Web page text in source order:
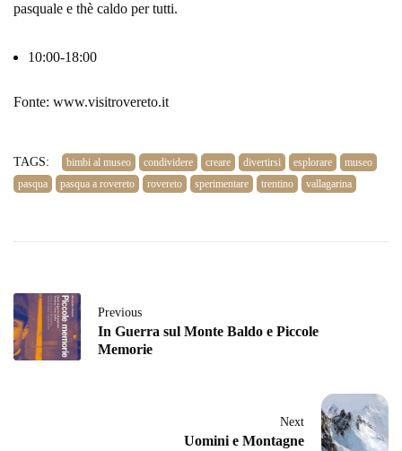
pasquale e thè caldo per tutti.
10:00-18:00
Fonte: www.visitrovereto.it
TAGS: bimbi al museo condividere creare divertirsi esplorare
museo
pasqua
pasqua a rovereto rovereto sperimentare trentino vallagarina
Previous
In Guerra sul Monte Baldo e Piccole
Memorie
Next
Uomini e Montagne